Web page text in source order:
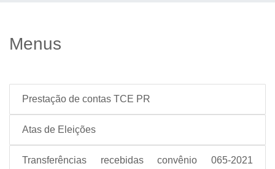
Menus
Prestação de contas TCE PR
Atas de Eleições
Transferências recebidas convênio 065-2021